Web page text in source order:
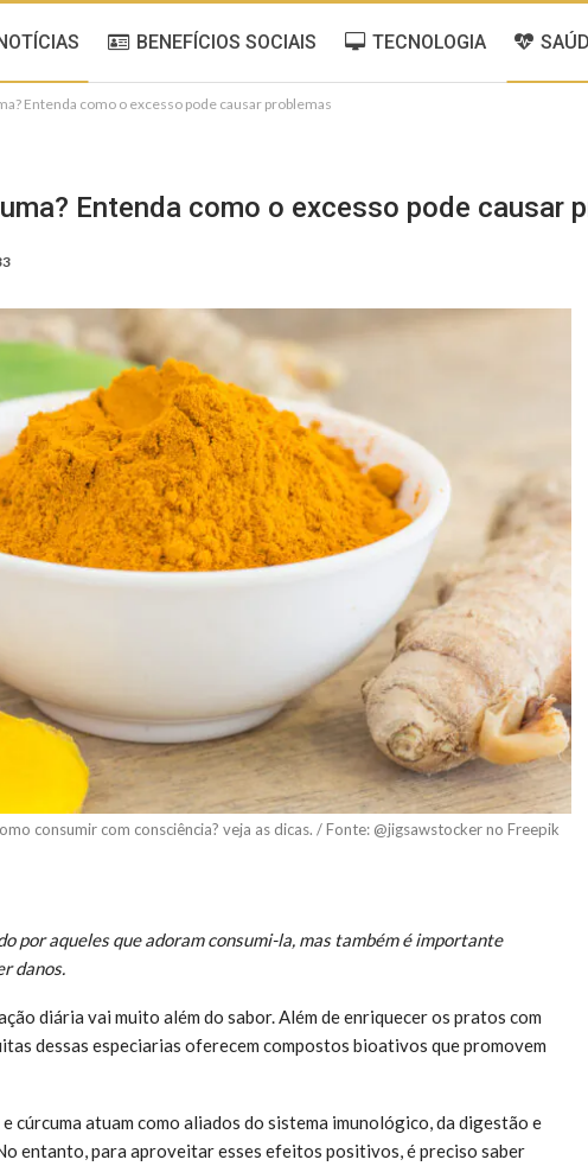
BENEFÍCIOS SOCIAIS TECNOLOGIA
Entenda como o excesso pode causar problemas
Entenda como o excesso pode causar
consumir com consciência? veja as dicas. / Fonte: @jigsawstocker no Freepik
por aqueles que adoram consumi-la, mas também é importante
danos.
diária vai muito além do sabor. Além de enriquecer os pratos com
dessas especiarias oferecem compostos bioativos que promovem
cúrcuma atuam como aliados do sistema imunológico, da digestão e
entanto, para aproveitar esses efeitos positivos, é preciso saber